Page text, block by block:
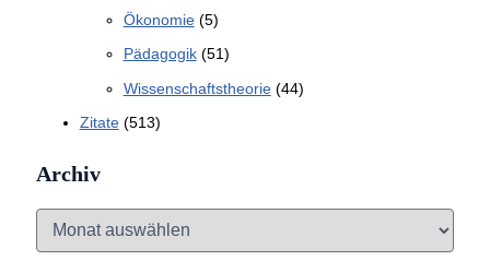
Ökonomie(5)
Pädagogik(51)
Wissenschaftstheorie(44)
Zitate(513)
Archiv